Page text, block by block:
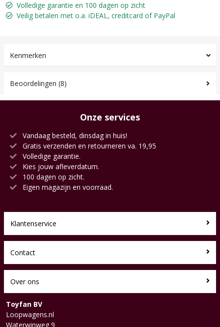
Volledige garantie en 100 dagen op zicht
Veilig betalen met o.a. iDEAL, creditcard of PayPal
Kenmerken
Beoordelingen (8)
Onze services
Vandaag besteld, dinsdag in huis!
Gratis verzenden en retourneren va. 19,95
Volledige garantie.
Kies jouw afleverdatum.
100 dagen op zicht.
Eigen magazijn en voorraad.
Klantenservice
Contact
Over ons
Toyfan BV
Loopwagens.nl
Waterwinweg 9